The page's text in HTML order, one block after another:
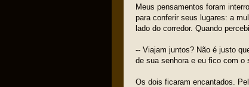
Meus pensamentos foram
para conferir seus lugares: a
lado do corredor. Quando
-- Viajam juntos? Não é justo
de sua senhora e eu fico com o
Os dois ficaram encantados.